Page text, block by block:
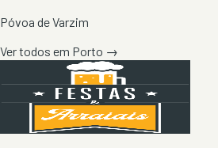
Póvoa de Varzim
Ver todos em Porto →